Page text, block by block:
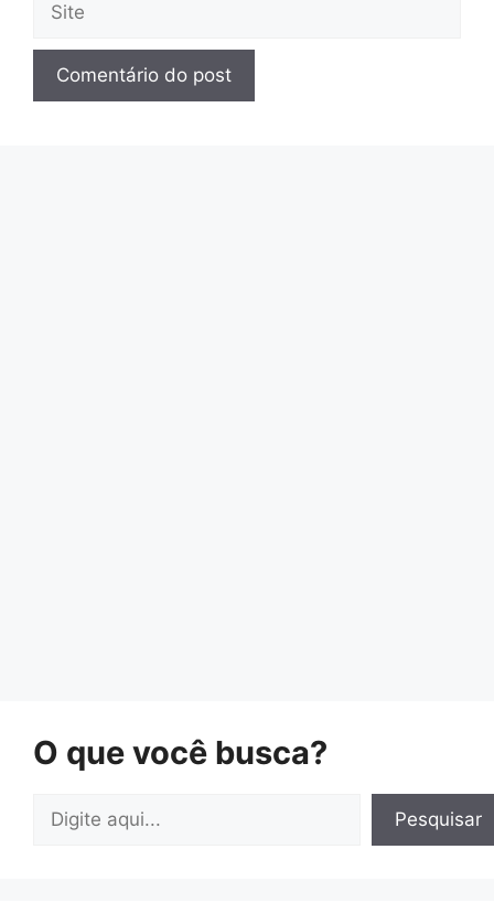
O que você busca?
Pesquisar
Pesquisar